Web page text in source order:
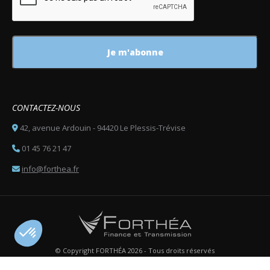
CONTACTEZ-NOUS
42, avenue Ardouin - 94420 Le Plessis-Trévise
01 45 76 21 47
info@forthea.fr
© Copyright FORTHÉA 2026 - Tous droits réservés